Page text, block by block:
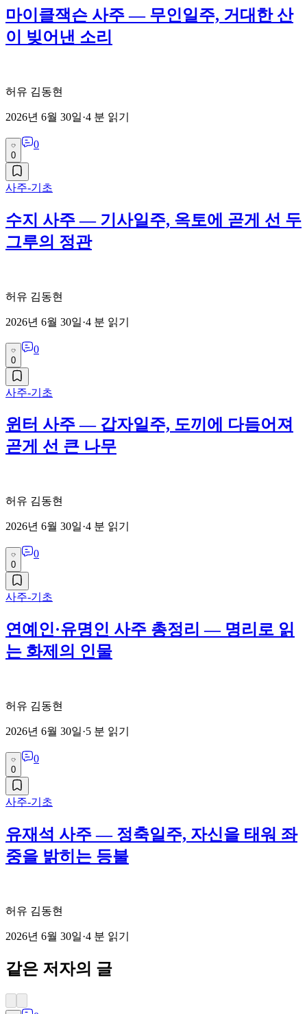
마이클잭슨 사주 — 무인일주, 거대한 산
이 빚어낸 소리
허유 김동현
2026년 6월 30일·4 분 읽기
0
0
사주-기초
수지 사주 — 기사일주, 옥토에 곧게 선 두
그루의 정관
허유 김동현
2026년 6월 30일·4 분 읽기
0
0
사주-기초
윈터 사주 — 갑자일주, 도끼에 다듬어져
곧게 선 큰 나무
허유 김동현
2026년 6월 30일·4 분 읽기
0
0
사주-기초
연예인·유명인 사주 총정리 — 명리로 읽
는 화제의 인물
허유 김동현
2026년 6월 30일·5 분 읽기
0
0
사주-기초
유재석 사주 — 정축일주, 자신을 태워 좌
중을 밝히는 등불
허유 김동현
2026년 6월 30일·4 분 읽기
같은 저자의 글